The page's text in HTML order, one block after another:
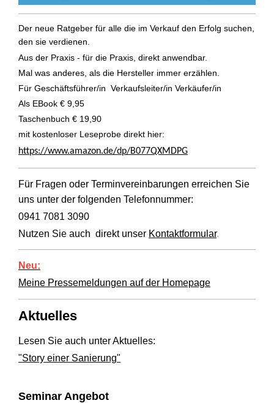
Der neue Ratgeber für alle die im Verkauf den Erfolg suchen,
den sie verdienen.
Aus der Praxis - für die Praxis, direkt anwendbar.
Mal was anderes, als die Hersteller immer erzählen.
Für Geschäftsführer/in Verkaufsleiter/in Verkäufer/in
Als EBook € 9,95
Taschenbuch € 19,90
mit kostenloser Leseprobe direkt hier:
https://www.amazon.de/dp/B077QXMDPG
Für Fragen oder Terminvereinbarungen erreichen Sie
uns unter der folgenden Telefonnummer:
0941 7081 3090
Nutzen Sie auch direkt unser Kontaktformular.
Neu:
Meine Pressemeldungen auf der Homepage
Aktuelles
Lesen Sie auch unter Aktuelles:
"Story einer Sanierung"
Seminar Angebot